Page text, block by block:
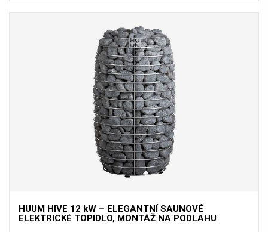
HUUM HIVE 12 kW – ELEGANTNÍ SAUNOVÉ
ELEKTRICKÉ TOPIDLO, MONTÁŽ NA PODLAHU